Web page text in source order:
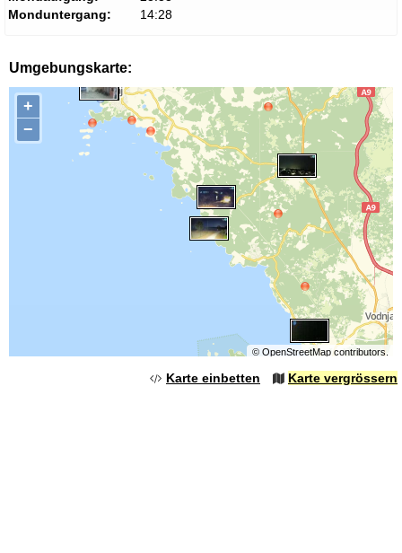
Monduntergang:
14:28
Umgebungskarte:
+
−
© OpenStreetMapcontributors.
Karte einbetten Karte vergrössern